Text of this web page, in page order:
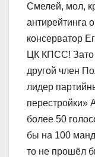
Смелей, мол,
антирейтинга
консерватор
ЦК КПСС! Зато
другой член
лидер
перестройки»
более 50
бы на 100
то не прошёл